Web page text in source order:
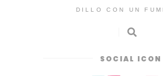
DILLO CON UN
SOCIAL ICON